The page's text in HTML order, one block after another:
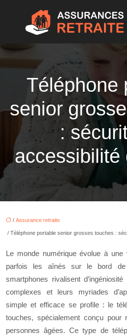
Téléphone
senior
:
accessibilité
/ Assurance retraite
/ Téléphone portable senior grosses touches :
Le monde numérique évolue à une
parfois les aînés sur le bord
smartphones rivalisent
complexes et leurs myriades
simple et efficace se profile : le
touches, spécialement conçu pour
personnes âgées. Ce type de